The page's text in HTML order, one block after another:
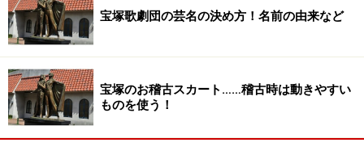
宝塚歌劇団の芸名の決め方！名前の由来など
宝塚のお稽古スカート……稽古時は動きやすい
ものを使う！